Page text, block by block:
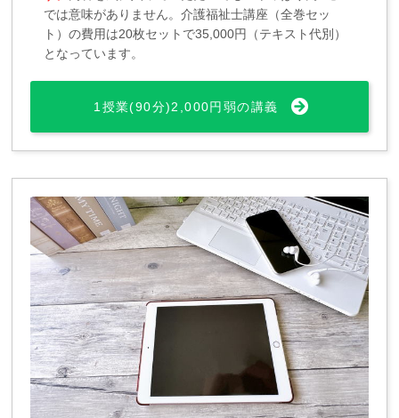
では意味がありません。介護福祉士講座（全巻セッ
ト）の費用は20枚セットで35,000円（テキスト代別）
となっています。
1授業(90分)2,000円弱の講義